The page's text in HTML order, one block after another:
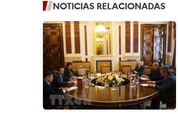
NOTICIAS RELACIONADAS